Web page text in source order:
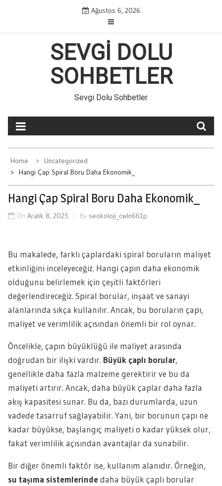
content
Ağustos 6, 2026
SEVGI DOLU
SOHBETLER
Sevgi Dolu Sohbetler
Home
Uncategorized
Hangi Çap Spiral Boru Daha Ekonomik_
Hangi Çap Spiral Boru Daha Ekonomik_
On Aralık 8, 2025 By seokoloji_cwln661p
Bu makalede, farklı çaplardaki spiral boruların maliyet
etkinliğini inceleyeceğiz. Hangi çapın daha ekonomik
olduğunu belirlemek için çeşitli faktörleri
değerlendireceğiz. Spiral borular, inşaat ve sanayi
alanlarında sıkça kullanılır. Ancak, bu boruların çapı,
maliyet ve verimlilik açısından önemli bir rol oynar.
Öncelikle, çapın büyüklüğü ile maliyet arasında
doğrudan bir ilişki vardır. Büyük çaplı borular,
genellikle daha fazla malzeme gerektirir ve bu da
maliyeti artırır. Ancak, daha büyük çaplar daha fazla
akış kapasitesi sunar. Bu da, bazı durumlarda, uzun
vadede tasarruf sağlayabilir. Yani, bir borunun çapı ne
kadar büyükse, başlangıç maliyeti o kadar yüksek olur,
fakat verimlilik açısından avantajlar da sunabilir.
Bir diğer önemli faktör ise, kullanım alanıdır. Örneğin,
su taşıma sistemlerindedaha büyük çaplı borular